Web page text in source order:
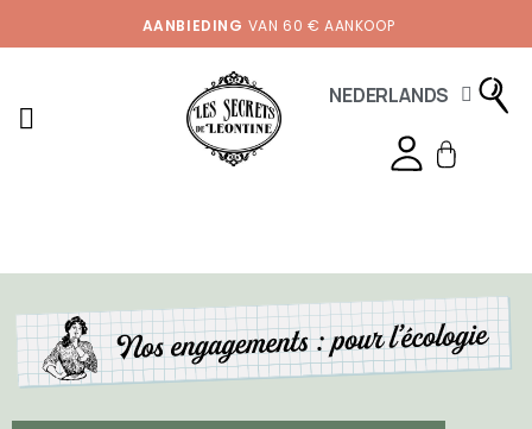
AANBIEDING VAN 60 € AANKOOP
NEDERLANDS